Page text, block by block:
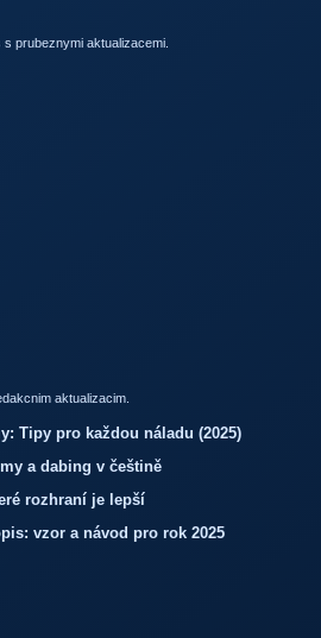
prubeznymi aktualizacemi.
aktualizacim.
Tipy pro každou náladu (2025)
a dabing v češtině
rozhraní je lepší
vzor a návod pro rok 2025